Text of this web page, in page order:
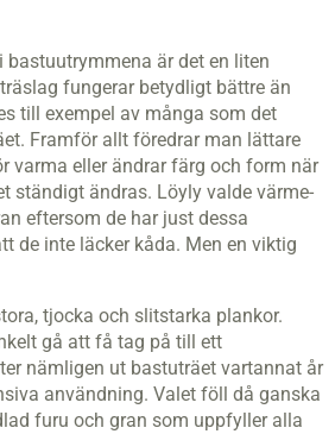
är det en liten
fungerar betydligt bättre än
till exempel av många som det
Framför allt föredrar man lättare
varma eller ändrar färg och form när
ständigt ändras. Löyly valde värme­
eftersom de har just dessa
de inte läcker kåda. Men en viktig
tjocka och slitstarka plankor.
gå att få tag på till ett
nämligen ut bastuträet vartannat år
användning. Valet föll då ganska
furu och gran som uppfyller alla